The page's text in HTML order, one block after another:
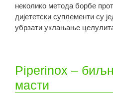
неколико метода борбе
дијететски суплементи су
убрзати уклањање
Piperinox –
масти